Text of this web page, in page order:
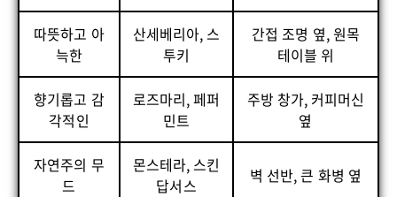
따뜻하고 아
늑한
산세베리아, 스
투키
간접 조명 옆, 원목
테이블 위
향기롭고 감
각적인
로즈마리, 페퍼
민트
주방 창가, 커피머신
옆
자연주의 무
드
몬스테라, 스킨
답서스
벽 선반, 큰 화병 옆